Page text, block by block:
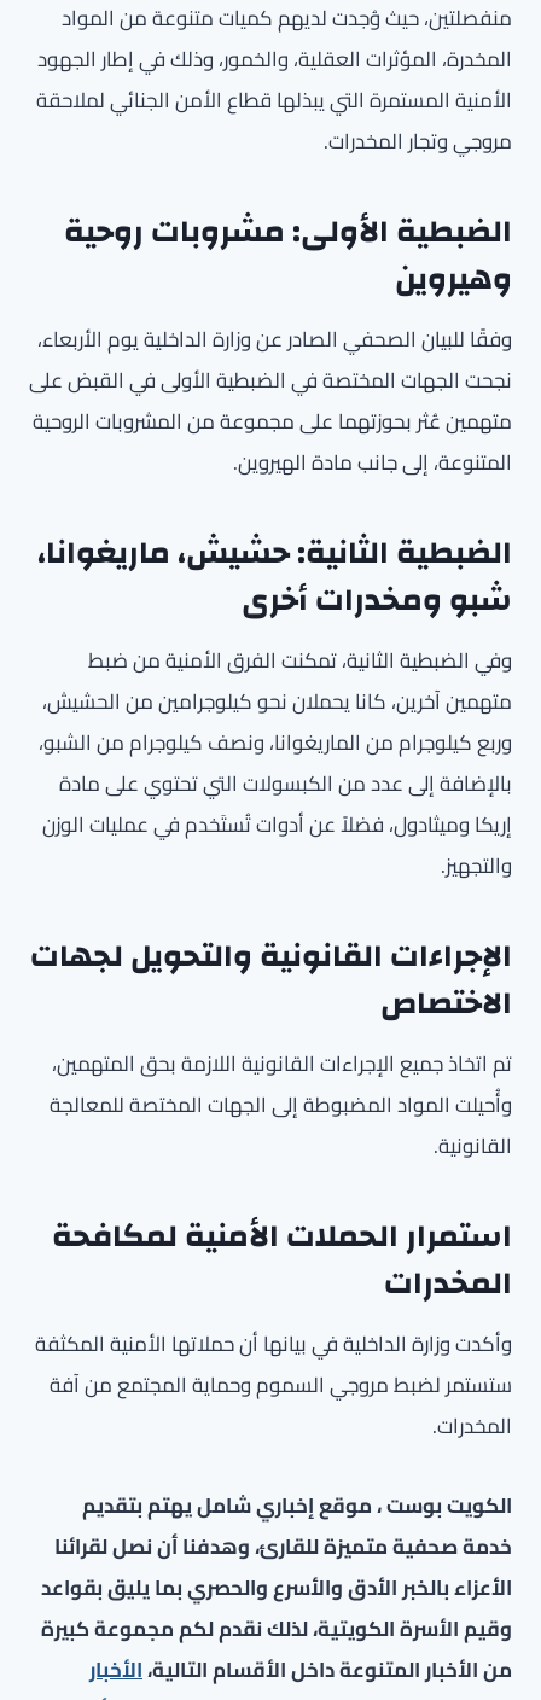
منفصلتين، حيث وُجدت لديهم كميات متنوعة من المواد
المخدرة، المؤثرات العقلية، والخمور، وذلك في إطار الجهود
الأمنية المستمرة التي يبذلها قطاع الأمن الجنائي لملاحقة
مروجي وتجار المخدرات.
الضبطية الأولى: مشروبات روحية
وهيروين
وفقًا للبيان الصحفي الصادر عن وزارة الداخلية يوم الأربعاء،
نجحت الجهات المختصة في الضبطية الأولى في القبض على
متهمين عُثر بحوزتهما على مجموعة من المشروبات الروحية
المتنوعة، إلى جانب مادة الهيروين.
الضبطية الثانية: حشيش، ماريغوانا،
شبو ومخدرات أخرى
وفي الضبطية الثانية، تمكنت الفرق الأمنية من ضبط
متهمين آخرين، كانا يحملان نحو كيلوجرامين من الحشيش،
وربع كيلوجرام من الماريغوانا، ونصف كيلوجرام من الشبو،
بالإضافة إلى عدد من الكبسولات التي تحتوي على مادة
إريكا وميثادول، فضلاً عن أدوات تُستَخدم في عمليات الوزن
والتجهيز.
الإجراءات القانونية والتحويل لجهات
الاختصاص
تم اتخاذ جميع الإجراءات القانونية اللازمة بحق المتهمين،
وأُحيلت المواد المضبوطة إلى الجهات المختصة للمعالجة
القانونية.
استمرار الحملات الأمنية لمكافحة
المخدرات
وأكدت وزارة الداخلية في بيانها أن حملاتها الأمنية المكثفة
ستستمر لضبط مروجي السموم وحماية المجتمع من آفة
المخدرات.
الكويت بوست ، موقع إخباري شامل يهتم بتقديم
خدمة صحفية متميزة للقارئ، وهدفنا أن نصل لقرائنا
الأعزاء بالخبر الأدق والأسرع والحصري بما يليق بقواعد
وقيم الأسرة الكويتية، لذلك نقدم لكم مجموعة كبيرة
من الأخبار المتنوعة داخل الأقسام التالية،الأخبار